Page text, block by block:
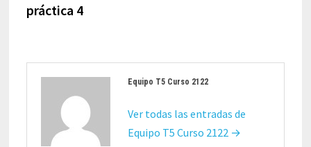
práctica 4
Equipo T5 Curso 2122
Ver todas las entradas de
Equipo T5 Curso 2122 →